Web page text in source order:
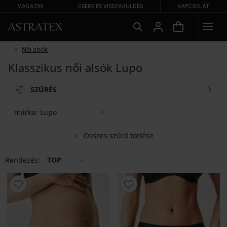
MAGAZIN CSERE ÉS VISSZAKÜLDÉS KAPCSOLAT
Női alsók
Klasszikus női alsók Lupo
SZŰRÉS
Összes szűrő törlése
márka: Lupo
Rendezés: TOP